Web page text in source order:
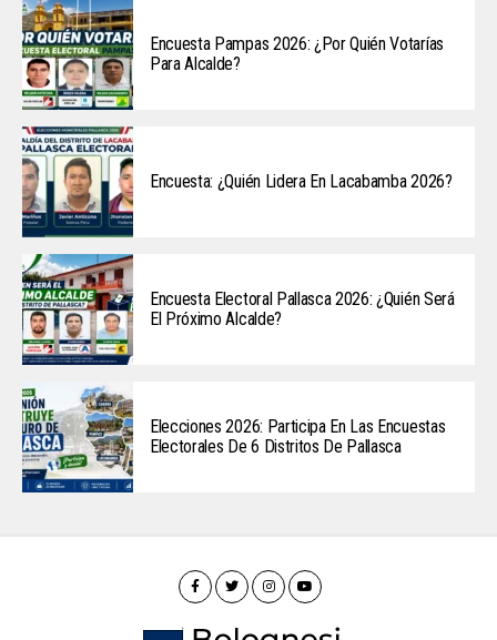
Encuesta Pampas 2026: ¿Por Quién Votarías
Para Alcalde?
Encuesta: ¿Quién Lidera En Lacabamba 2026?
Encuesta Electoral Pallasca 2026: ¿Quién Será
El Próximo Alcalde?
Elecciones 2026: Participa En Las Encuestas
Electorales De 6 Distritos De Pallasca